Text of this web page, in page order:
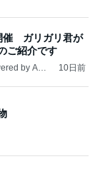
催 ガリガリ君が
ご紹介です
by Ame
10日前